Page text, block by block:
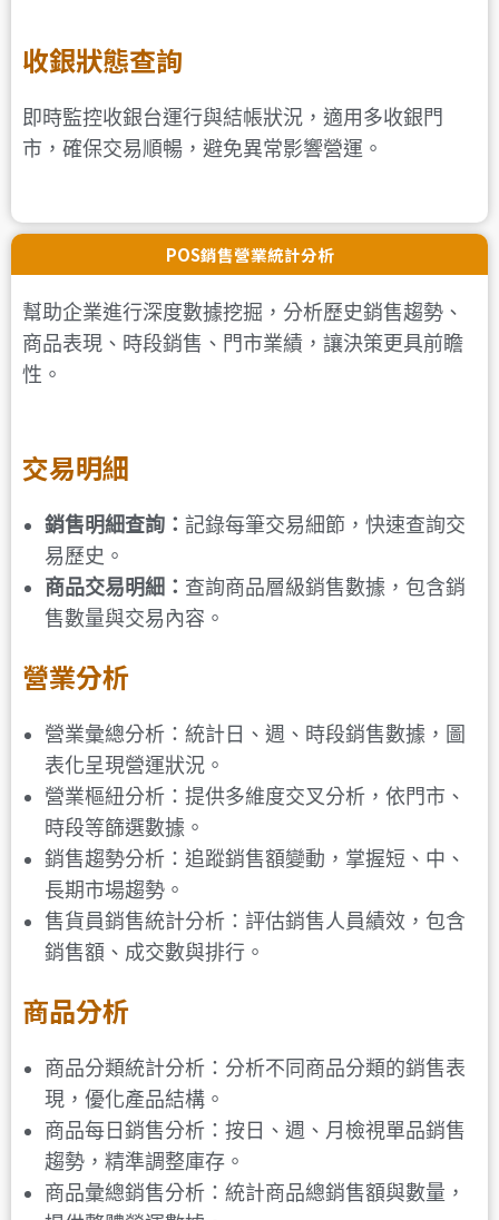
收銀狀態查詢
即時監控收銀台運行與結帳狀況，適用多收銀門
市，確保交易順暢，避免異常影響營運。
POS銷售營業統計分析
幫助企業進行深度數據挖掘，分析歷史銷售趨勢、
商品表現、時段銷售、門市業績，讓決策更具前瞻
性。
交易明細
銷售明細查詢： 記錄每筆交易細節，快速查詢交
易歷史。
商品交易明細： 查詢商品層級銷售數據，包含銷
售數量與交易內容。
營業分析
營業彙總分析：統計日、週、時段銷售數據，圖
表化呈現營運狀況。
營業樞紐分析：提供多維度交叉分析，依門市、
時段等篩選數據。
銷售趨勢分析：追蹤銷售額變動，掌握短、中、
長期市場趨勢。
售貨員銷售統計分析：評估銷售人員績效，包含
銷售額、成交數與排行。
商品分析
商品分類統計分析：分析不同商品分類的銷售表
現，優化產品結構。
商品每日銷售分析：按日、週、月檢視單品銷售
趨勢，精準調整庫存。
商品彙總銷售分析：統計商品總銷售額與數量，